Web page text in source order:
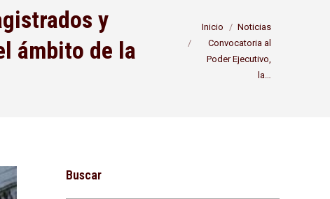
y
ámbito de la
Estás aquí:
Inicio
Noticias
Convocatoria al
Poder Ejecutivo,
la…
Buscar